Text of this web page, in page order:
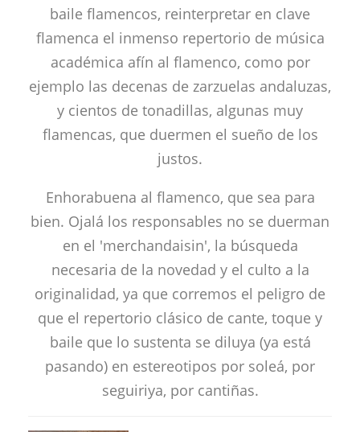
baile flamencos, reinterpretar en clave
flamenca el inmenso repertorio de música
académica afín al flamenco, como por
ejemplo las decenas de zarzuelas andaluzas,
y cientos de tonadillas, algunas muy
flamencas, que duermen el sueño de los
justos.
Enhorabuena al flamenco, que sea para
bien. Ojalá los responsables no se duerman
en el 'merchandaisin', la búsqueda
necesaria de la novedad y el culto a la
originalidad, ya que corremos el peligro de
que el repertorio clásico de cante, toque y
baile que lo sustenta se diluya (ya está
pasando) en estereotipos por soleá, por
seguiriya, por cantiñas.